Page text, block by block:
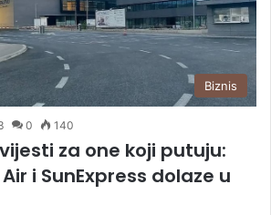
Biznis
0 140
za one koji putuju:
i SunExpress dolaze u